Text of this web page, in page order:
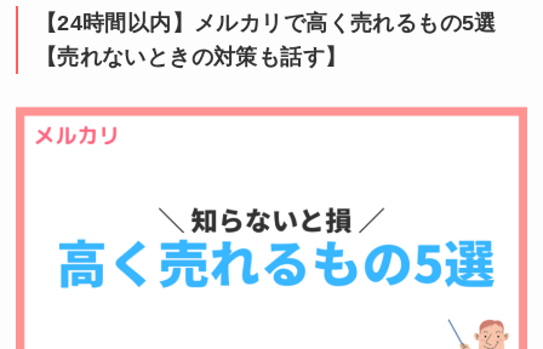
【24時間以内】メルカリで高く売れるもの5選
【売れないときの対策も話す】